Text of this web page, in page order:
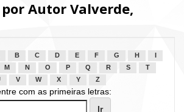
Autor Valverde,
B C D E F G H
M N O P Q R S
T
V W X Y Z
com as primeiras letras: